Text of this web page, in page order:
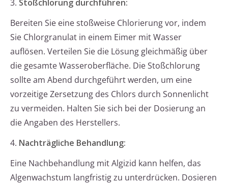
3. Stoßchlorung durchführen:
Bereiten Sie eine stoßweise Chlorierung vor, indem
Sie Chlorgranulat in einem Eimer mit Wasser
auflösen. Verteilen Sie die Lösung gleichmäßig über
die gesamte Wasseroberfläche. Die Stoßchlorung
sollte am Abend durchgeführt werden, um eine
vorzeitige Zersetzung des Chlors durch Sonnenlicht
zu vermeiden. Halten Sie sich bei der Dosierung an
die Angaben des Herstellers.
4. Nachträgliche Behandlung:
Eine Nachbehandlung mit Algizid kann helfen, das
Algenwachstum langfristig zu unterdrücken. Dosieren